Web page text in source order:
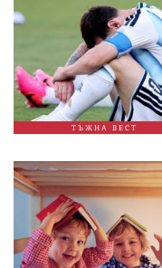
ТЪЖНА ВЕСТ